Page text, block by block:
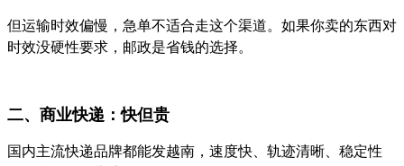
但运输时效偏慢，急单不适合走这个渠道。如果你卖的东西对
时效没硬性要求，邮政是省钱的选择。
二、商业快递：快但贵
国内主流快递品牌都能发越南，速度快、轨迹清晰、稳定性